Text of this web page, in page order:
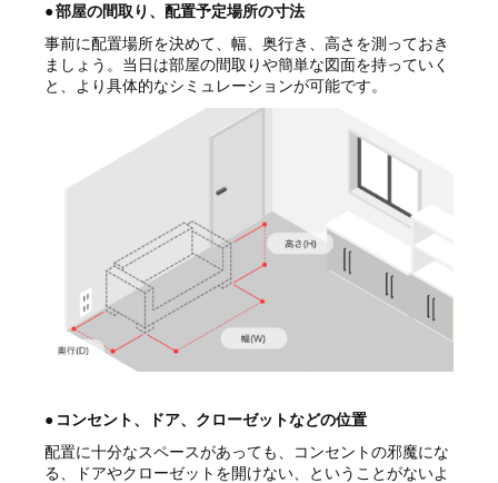
●部屋の間取り、配置予定場所の寸法
事前に配置場所を決めて、幅、奥行き、高さを測っておき
ましょう。当日は部屋の間取りや簡単な図面を持っていく
と、より具体的なシミュレーションが可能です。
● コンセント、ドア、クローゼットなどの位置
配置に十分なスペースがあっても、コンセントの邪魔にな
る、ドアやクローゼットを開けない、ということがないよ